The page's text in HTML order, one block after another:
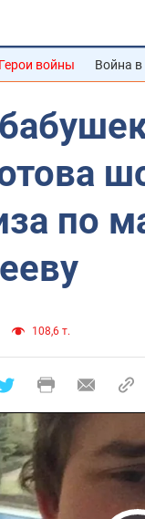
Герои войны Война
по
108,6 т.